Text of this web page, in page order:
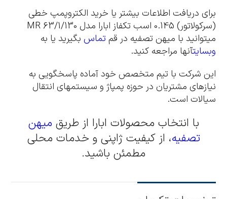
برای دریافت اطلاعات بیشتر یا خرید الکتروپمپ خطی
(سرکولاتور) 0.145 اسب تکفاز ابارا مدل MR 63/1/130
میتوانید با میهن تصفیه در قم تماس بگیرید یا به
وبسایتآنها مراجعه کنید.
این شرکت با تیم متخصص خود آماده پاسخگویی به
نیازهای مشتریان در حوزه پمپاژ و سیستمهای انتقال
سیالات است.
با انتخاب محصولات ابارا از طریق میهن
تصفیه، از کیفیت ژاپنی و خدمات محلی
مطمئن باشید.